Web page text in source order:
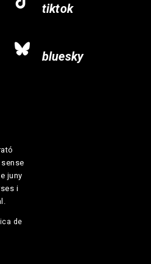
tiktok
bluesky
sense
juny
i
de